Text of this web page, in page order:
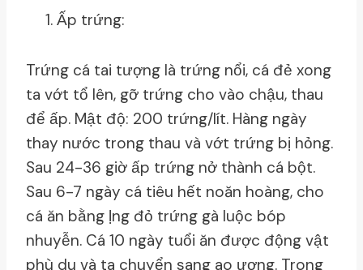
Ấp trứng:
Trứng cá tai tượng là trứng nổi, cá đẻ xong
ta vớt tổ lên, gỡ trứng cho vào chậu, thau
để ấp. Mật độ: 200 trứng/lít. Hàng ngày
thay nước trong thau và vớt trứng bị hỏng.
Sau 24-36 giờ ấp trứng nở thành cá bột.
Sau 6-7 ngày cá tiêu hết noăn hoàng, cho
cá ăn bằng ḷng đỏ trứng gà luộc bóp
nhuyễn. Cá 10 ngày tuổi ăn được động vật
phù du và ta chuyển sang ao ương. Trong